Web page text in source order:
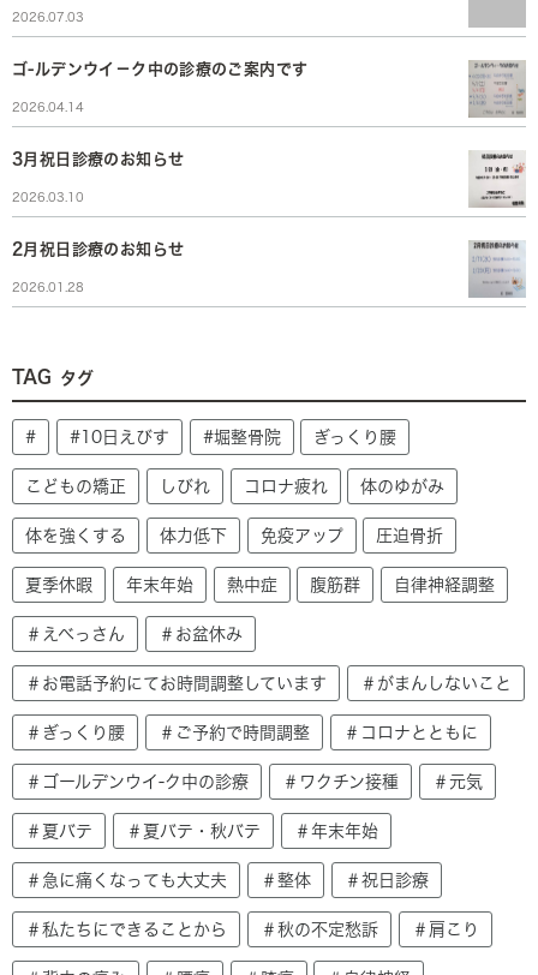
2026.07.03
ゴ-ルデンウイ－ク中の診療のご案内です
2026.04.14
3月祝日診療のお知らせ
2026.03.10
2月祝日診療のお知らせ
2026.01.28
TAG タグ
# #10日えびす #堀整骨院 ぎっくり腰
こどもの矯正 しびれ コロナ疲れ 体のゆがみ
体を強くする 体力低下 免疫アップ 圧迫骨折
夏季休暇 年末年始 熱中症 腹筋群 自律神経調整
＃えべっさん ＃お盆休み
＃お電話予約にてお時間調整しています ＃がまんしないこと
＃ぎっくり腰 ＃ご予約で時間調整 ＃コロナとともに
＃ゴールデンウイ-ク中の診療 ＃ワクチン接種 ＃元気
＃夏バテ ＃夏バテ・秋バテ ＃年末年始
＃急に痛くなっても大丈夫 ＃整体 ＃祝日診療
＃私たちにできることから ＃秋の不定愁訴 ＃肩こり